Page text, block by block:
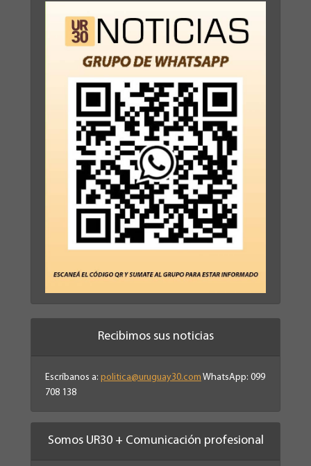
Recibimos sus noticias
Escríbanos a: politica@uruguay30.com WhatsApp: 099
708 138
Somos UR30 + Comunicación profesional